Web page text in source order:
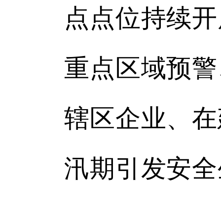
点点位持续
重点区域预
辖区企业、
汛期引发安